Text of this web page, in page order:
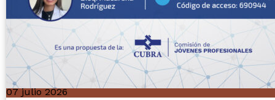
07 julio 2026